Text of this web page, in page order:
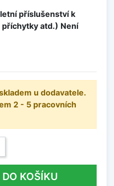
příslušenství k
atd.) Není
u dodavatele.
2 - 5 pracovních
DO KOŠÍKU